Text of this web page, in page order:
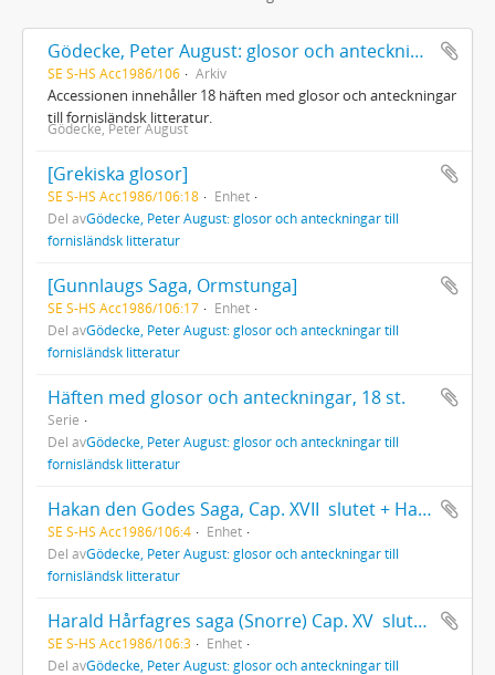
Gödecke, Peter August: glosor och anteckningar till fornisländsk litteratur
SE S-HS Acc1986/106 Arkiv
Accessionen innehåller 18 häften med glosor och anteckningar
till fornisländsk litteratur.
Gödecke, Peter August
[Grekiska glosor]
SE S-HS Acc1986/106:18
Enhet
Del avGödecke, Peter August: glosor och anteckningar till
fornisländsk litteratur
[Gunnlaugs Saga, Ormstunga]
SE S-HS Acc1986/106:17
Enhet
Del avGödecke, Peter August: glosor och anteckningar till
fornisländsk litteratur
Häften med glosor och anteckningar, 18 st.
Serie
Del avGödecke, Peter August: glosor och anteckningar till
fornisländsk litteratur
Hakan den Godes Saga, Cap. XVII  slutet + Harald Gråfälls och Hakan Sigurdsson Jarls Saga + Olaf Tryggvasons Saga, Cap. I  XXXII
SE S-HS Acc1986/106:4
Enhet
Del avGödecke, Peter August: glosor och anteckningar till
fornisländsk litteratur
Harald Hårfagres saga (Snorre) Cap. XV  slutet + Hakan den Godes Saga, Cap. I  XVI
SE S-HS Acc1986/106:3
Enhet
Del avGödecke, Peter August: glosor och anteckningar till